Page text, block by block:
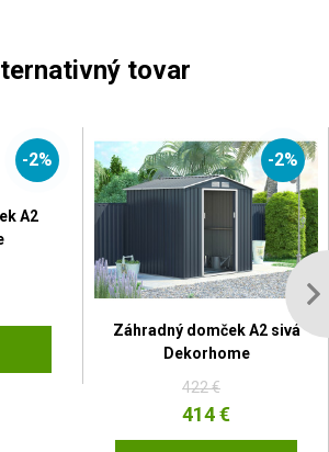
tovar
-2%
A2
-2%
Záhradný domček A2 sivá
Dekorhome
422 €
414 €